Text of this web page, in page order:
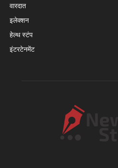
वारदात
इलेक्शन
हेल्थ स्टंप
इंटरटेनमेंट